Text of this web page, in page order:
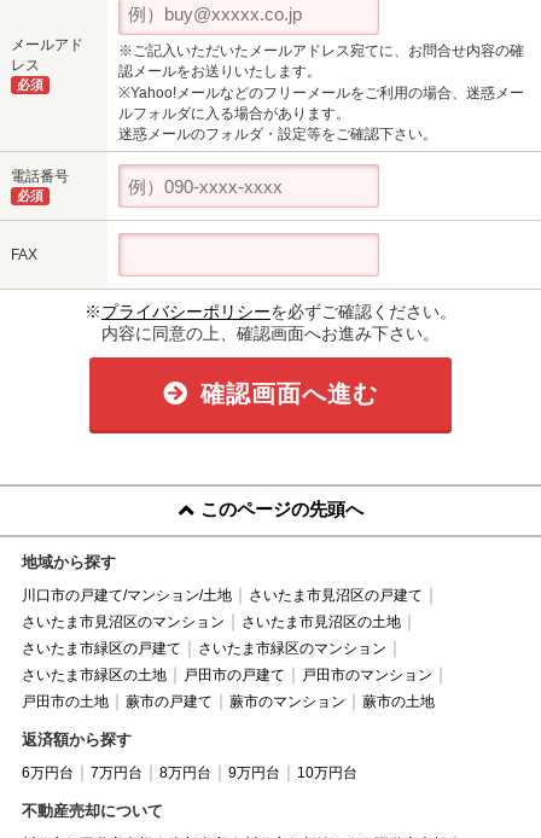
メールアド
レス
必須
※ご記入いただいたメールアドレス宛てに、お問合せ内容の確
認メールをお送りいたします。
※Yahoo!メールなどのフリーメールをご利用の場合、迷惑メー
ルフォルダに入る場合があります。
迷惑メールのフォルダ・設定等をご確認下さい。
電話番号
必須
FAX
※プライバシーポリシーを必ずご確認ください。
内容に同意の上、確認画面へお進み下さい。
確認画面へ進む
このページの先頭へ
地域から探す
川口市の戸建て/マンション/土地
さいたま市見沼区の戸建て
さいたま市見沼区のマンション
さいたま市見沼区の土地
さいたま市緑区の戸建て
さいたま市緑区のマンション
さいたま市緑区の土地
戸田市の戸建て
戸田市のマンション
戸田市の土地
蕨市の戸建て 蕨市のマンション 蕨市の土地
返済額から探す
6万円台 7万円台 8万円台 9万円台 10万円台
不動産売却について